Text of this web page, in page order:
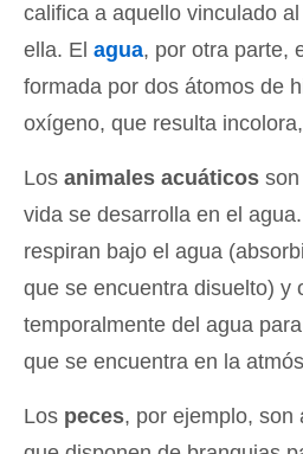
califica a aquello vinculado al
ella. El agua, por otra parte,
formada por dos átomos de
oxígeno, que resulta
Los animales acuáticos
vida se desarrolla en el
respiran bajo el agua
que se encuentra disuelto) y
temporalmente del agua
que se encuentra en la
Los peces, por ejemplo, son